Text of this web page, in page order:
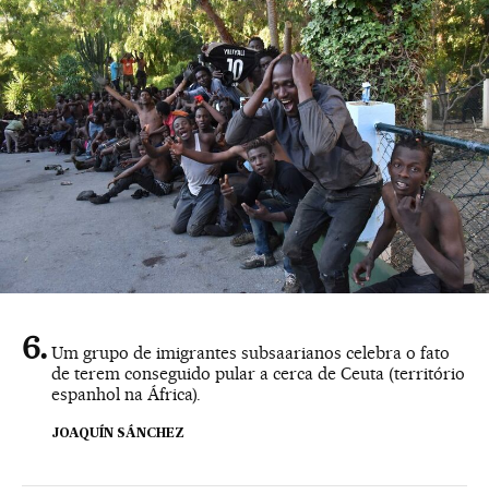
Um grupo de imigrantes subsaarianos celebra o fato
de terem conseguido pular a cerca de Ceuta (território
espanhol na África).
JOAQUÍN SÁNCHEZ